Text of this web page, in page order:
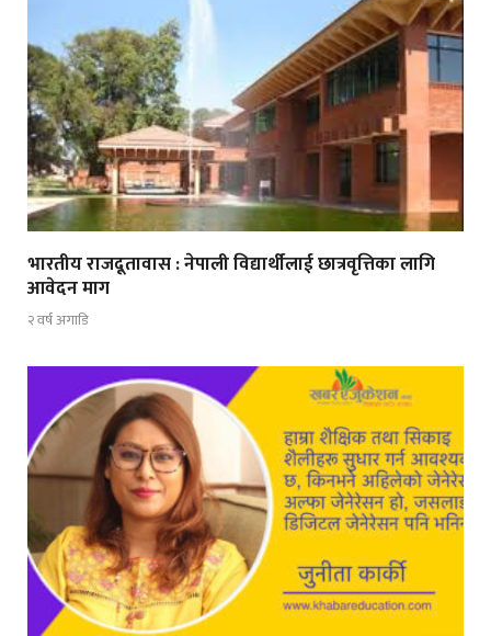
भारतीय राजदूतावास : नेपाली विद्यार्थीलाई छात्रवृत्तिका लागि
आवेदन माग
२ वर्ष अगाडि